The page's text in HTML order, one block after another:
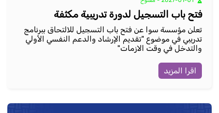
فتح باب التسجيل لدورة تدريبية مكثفة
تعلن مؤسسة سوا عن فتح باب التسجيل للالتحاق ببرنامج
تدريبي في موضوع "تقديم الإرشاد والدعم النفسي الأولي
والتدخل في وقت الازمات"
اقرا المزيد